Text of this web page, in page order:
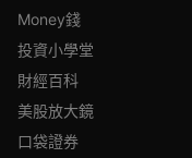
Money錢
投資小學堂
財經百科
美股放大鏡
口袋證券